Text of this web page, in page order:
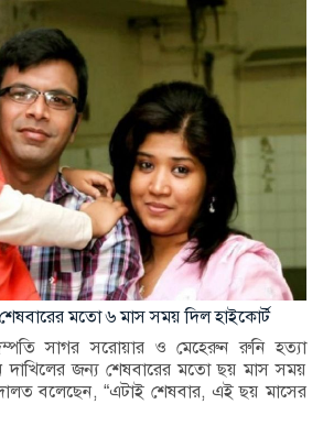
মতো ৬ মাস সময় দিল হাইকোর্ট
সাগর সরোয়ার ও মেহেরুন রুনি হত্যা
দাখিলের জন্য শেষবারের মতো ছয় মাস সময়
বলেছেন, “এটাই শেষবার, এই ছয় মাসের